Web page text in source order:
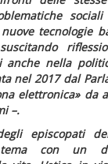
tecnologie
anche nella
nel 2017 dal
elettronica» da
–.
episcopati
con un